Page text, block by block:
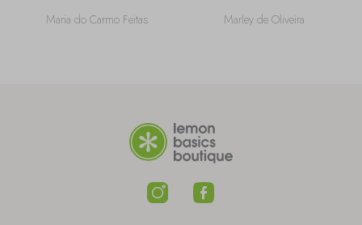
informações sobre
Maria do Carmo Feitas
Marley de Oliveira